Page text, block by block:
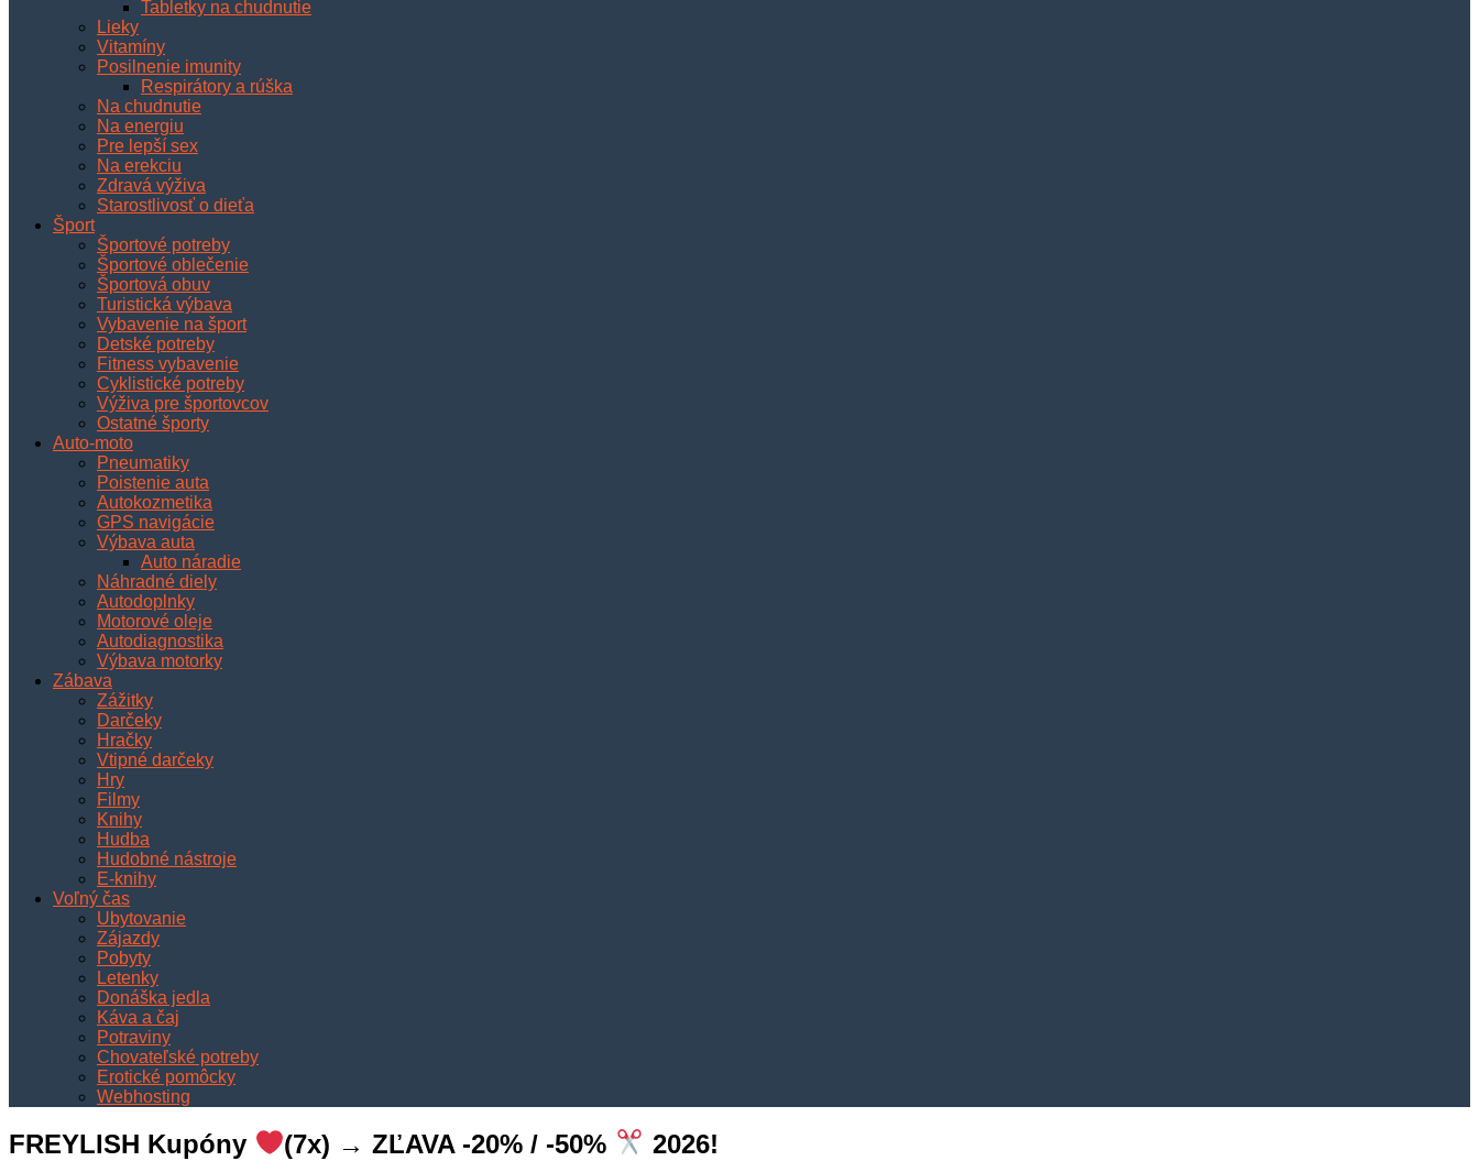
Tabletky na chudnutie
Lieky
Vitamíny
Posilnenie imunity
Respirátory a rúška
Na chudnutie
Na energiu
Pre lepší sex
Na erekciu
Zdravá výživa
Starostlivosť o dieťa
Šport
Športové potreby
Športové oblečenie
Športová obuv
Turistická výbava
Vybavenie na šport
Detské potreby
Fitness vybavenie
Cyklistické potreby
Výživa pre športovcov
Ostatné športy
Auto-moto
Pneumatiky
Poistenie auta
Autokozmetika
GPS navigácie
Výbava auta
Auto náradie
Náhradné diely
Autodoplnky
Motorové oleje
Autodiagnostika
Výbava motorky
Zábava
Zážitky
Darčeky
Hračky
Vtipné darčeky
Hry
Filmy
Knihy
Hudba
Hudobné nástroje
E-knihy
Voľný čas
Ubytovanie
Zájazdy
Pobyty
Letenky
Donáška jedla
Káva a čaj
Potraviny
Chovateľské potreby
Erotické pomôcky
Webhosting
FREYLISH Kupóny (7x) → ZĽAVA -20% / -50% 2026!